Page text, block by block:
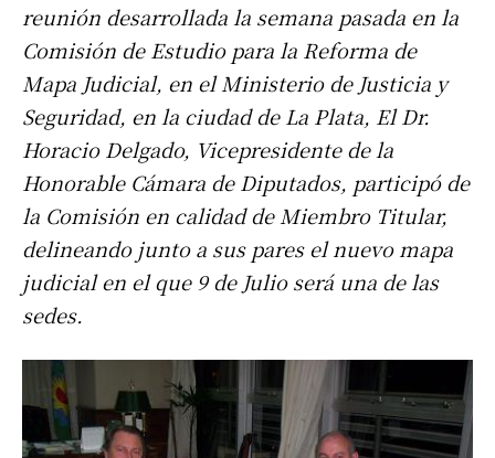
reunión desarrollada la semana pasada en la
Comisión de Estudio para la Reforma de
Mapa Judicial, en el Ministerio de Justicia y
Seguridad, en la ciudad de La Plata, El Dr.
Horacio Delgado, Vicepresidente de la
Honorable Cámara de Diputados, participó de
la Comisión en calidad de Miembro Titular,
delineando junto a sus pares el nuevo mapa
judicial en el que 9 de Julio será una de las
sedes.